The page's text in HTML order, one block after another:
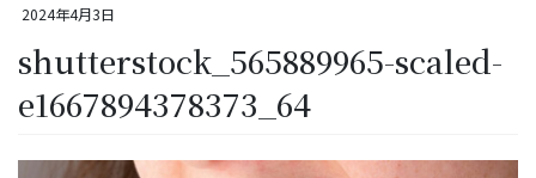
2024年4月3日
shutterstock_565889965-scaled-
e1667894378373_64